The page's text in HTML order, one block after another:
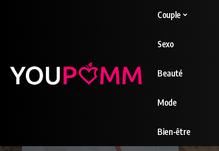
Couple
Sexo
Beauté
Mode
Bien-être